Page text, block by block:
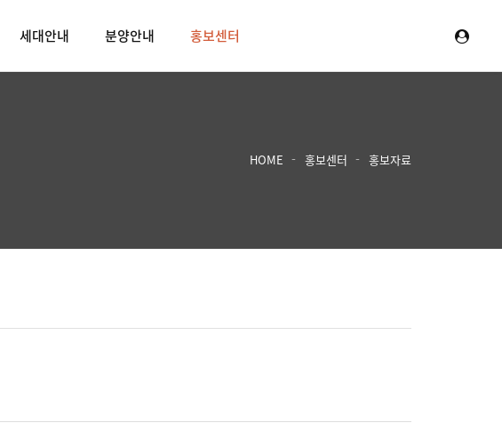
세대안내 분양안내 홍보센터
HOME 홍보센터 홍보자료